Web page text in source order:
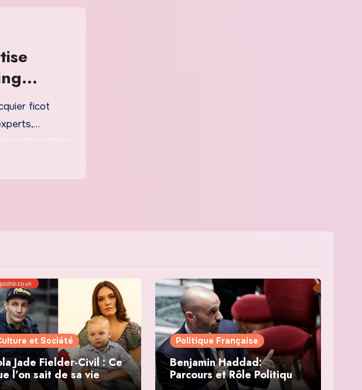
ficot
et Société
Jade Fielder-Civil : Ce
l’on sait de sa vie
Politique Française
Benjamin Haddad:
Parcours et Rôle Politique